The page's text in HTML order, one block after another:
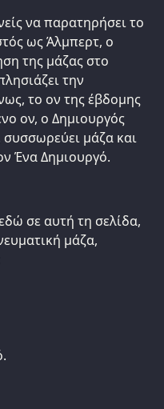
να παρατηρήσει το
ως Άλμπερτ, ο
της μάζας στο
την
το ον της έβδομης
ον, ο Δημιουργός
συσσωρεύει μάζα και
Ένα Δημιουργό.
σε αυτή τη σελίδα,
μάζα,